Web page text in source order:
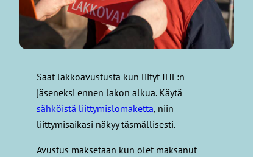
Saat lakkoavustusta kun liityt JHL:n
jäseneksi ennen lakon alkua. Käytä
sähköistä liittymislomaketta, niin
liittymisaikasi näkyy täsmällisesti.
Avustus maksetaan kun olet maksanut